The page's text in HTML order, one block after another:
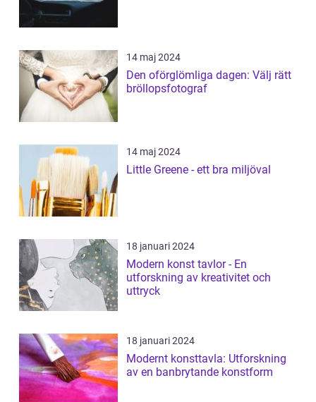
14 maj 2024
Den oförglömliga dagen: Välj rätt
bröllopsfotograf
14 maj 2024
Little Greene - ett bra miljöval
18 januari 2024
Modern konst tavlor - En
utforskning av kreativitet och
uttryck
18 januari 2024
Modernt konsttavla: Utforskning
av en banbrytande konstform